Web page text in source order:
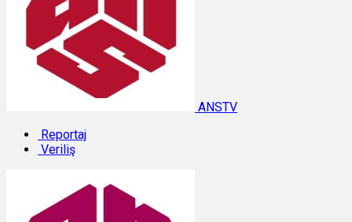
ANSTV
Reportaj
Veriliş